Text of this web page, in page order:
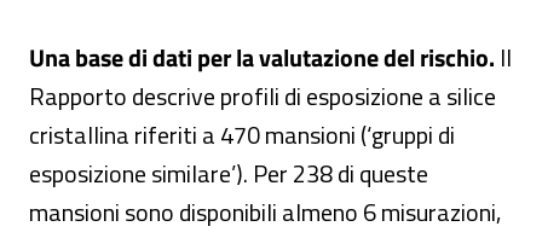
Una base di dati per la valutazione del rischio. Il
Rapporto descrive profili di esposizione a silice
cristallina riferiti a 470 mansioni (‘gruppi di
esposizione similare’). Per 238 di queste
mansioni sono disponibili almeno 6 misurazioni,